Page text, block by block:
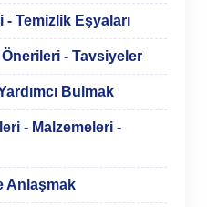
- Temizlik Eşyaları
- Tavsiyeler
Bulmak
- Malzemeleri -
Anlaşmak